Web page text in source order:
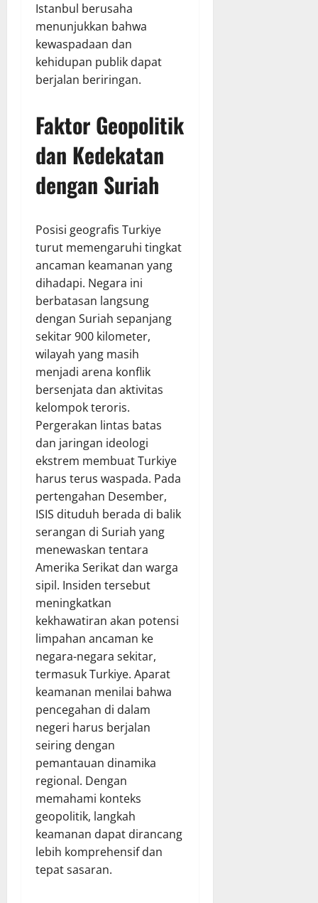
Istanbul berusaha
menunjukkan bahwa
kewaspadaan dan
kehidupan publik dapat
berjalan beriringan.
Faktor Geopolitik
dan Kedekatan
dengan Suriah
Posisi geografis Turkiye
turut memengaruhi tingkat
ancaman keamanan yang
dihadapi. Negara ini
berbatasan langsung
dengan Suriah sepanjang
sekitar 900 kilometer,
wilayah yang masih
menjadi arena konflik
bersenjata dan aktivitas
kelompok teroris.
Pergerakan lintas batas
dan jaringan ideologi
ekstrem membuat Turkiye
harus terus waspada. Pada
pertengahan Desember,
ISIS dituduh berada di balik
serangan di Suriah yang
menewaskan tentara
Amerika Serikat dan warga
sipil. Insiden tersebut
meningkatkan
kekhawatiran akan potensi
limpahan ancaman ke
negara-negara sekitar,
termasuk Turkiye. Aparat
keamanan menilai bahwa
pencegahan di dalam
negeri harus berjalan
seiring dengan
pemantauan dinamika
regional. Dengan
memahami konteks
geopolitik, langkah
keamanan dapat dirancang
lebih komprehensif dan
tepat sasaran.